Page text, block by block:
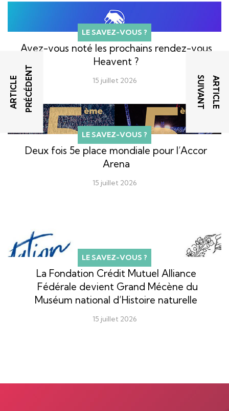
A
R
T
I
C
L
E
P
R
É
C
É
D
E
N T A
R
T
I
C
L
E
S
U
I
V
A
N
T
LE SAVEZ-VOUS ?
Avez-vous noté les prochains rendez-vous
Heavent ?
15 juillet 2026
LE SAVEZ-VOUS ?
Deux fois 5e place mondiale pour l’Accor
Arena
15 juillet 2026
LE SAVEZ-VOUS ?
La Fondation Crédit Mutuel Alliance
Fédérale devient Grand Mécène du
Muséum national d’Histoire naturelle
15 juillet 2026